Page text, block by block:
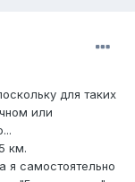
для таких
или
км.
я самостоятельно